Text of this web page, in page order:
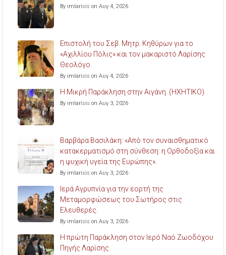
By imlarisis on Αυγ 4, 2026
Επιστολή του Σεβ. Μητρ. Κηθύρων για το
«Αχιλλίου Πόλις» και τον μακαριστό Λαρίσης
Θεολόγο.
By imlarisis on Αυγ 4, 2026
Η Μικρή Παράκληση στην Αιγάνη. (ΗΧΗΤΙΚΟ)
By imlarisis on Αυγ 3, 2026
Βαρβάρα Βασιλάκη: «Από τον συναισθηματικό
κατακερματισμό στη σύνθεση: η Ορθοδοξία και
η ψυχική υγεία της Ευρώπης».
By imlarisis on Αυγ 3, 2026
Ιερά Αγρυπνία για την εορτή της
Μεταμορφώσεως του Σωτήρος στις
Ελευθερές.
By imlarisis on Αυγ 3, 2026
Η πρώτη Παράκληση στον Ιερό Ναό Ζωοδόχου
Πηγής Λαρίσης.